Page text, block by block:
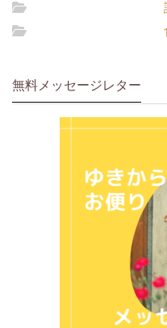
無料メッセージレター